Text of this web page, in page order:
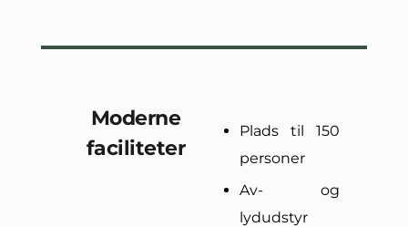
Moderne
faciliteter
Plads til 150
personer
Av- og
lydudstyr